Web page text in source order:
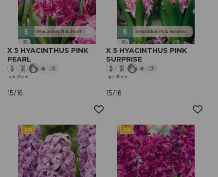
X 5 HYACINTHUS PINK
PEARL
apr 25 cm
15/16
X 5 HYACINTHUS PINK
SURPRISE
apr 25 cm
15/16